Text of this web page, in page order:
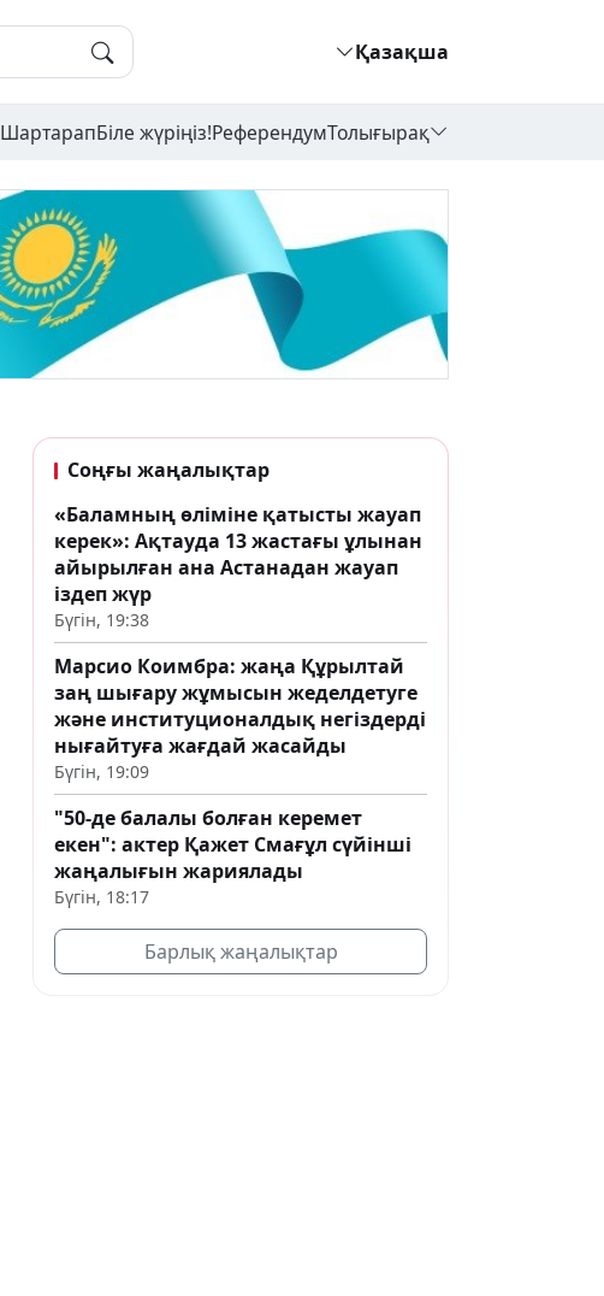
Қазақша
ШартарапБіле жүріңіз!РеферендумТолығырақ
Соңғы жаңалықтар
«Баламның өліміне қатысты жауап
керек»: Ақтауда 13 жастағы ұлынан
айырылған ана Астанадан жауап
іздеп жүр
Бүгін, 19:38
Марсио Коимбра: жаңа Құрылтай
заң шығару жұмысын жеделдетуге
және институционалдық негіздерді
нығайтуға жағдай жасайды
Бүгін, 19:09
"50-де балалы болған керемет
екен": актер Қажет Смағұл сүйінші
жаңалығын жариялады
Бүгін, 18:17
Барлық жаңалықтар